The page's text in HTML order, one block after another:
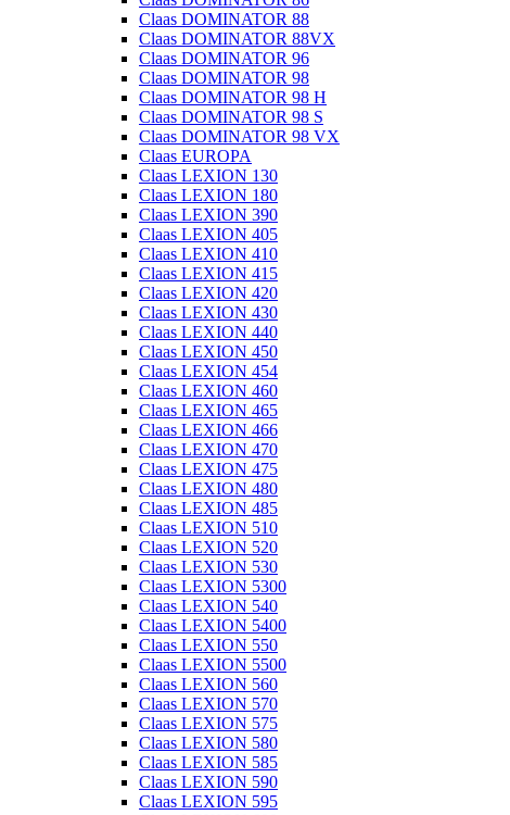
Claas DOMINATOR 88
Claas DOMINATOR 88VX
Claas DOMINATOR 96
Claas DOMINATOR 98
Claas DOMINATOR 98 H
Claas DOMINATOR 98 S
Claas DOMINATOR 98 VX
Claas EUROPA
Claas LEXION 130
Claas LEXION 180
Claas LEXION 390
Claas LEXION 405
Claas LEXION 410
Claas LEXION 415
Claas LEXION 420
Claas LEXION 430
Claas LEXION 440
Claas LEXION 450
Claas LEXION 454
Claas LEXION 460
Claas LEXION 465
Claas LEXION 466
Claas LEXION 470
Claas LEXION 475
Claas LEXION 480
Claas LEXION 485
Claas LEXION 510
Claas LEXION 520
Claas LEXION 530
Claas LEXION 5300
Claas LEXION 540
Claas LEXION 5400
Claas LEXION 550
Claas LEXION 5500
Claas LEXION 560
Claas LEXION 570
Claas LEXION 575
Claas LEXION 580
Claas LEXION 585
Claas LEXION 590
Claas LEXION 595